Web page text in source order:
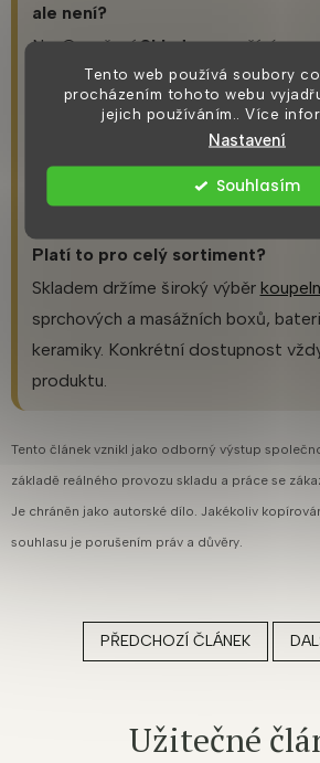
Tento web používá soubory
procházením tohoto webu
jejich používáním.. Více
Nastavení
Souhlasím
ale není?
Ne. OznačeníSkladempoužíváme
které máme reálně pod kontrolou.
Jak poznám produkty, které jsou
Sklademv levém
pouze produkty s okamžitou
Platí to pro celý sortiment?
Skladem držíme široký výběr
sprchových a masážních boxů,
keramiky. Konkrétní dostupnost
produktu.
Tento článek vznikl jako odborný výstup
základě reálného provozu skladu a práce se
Je chráněn jako autorské dílo. Jakékoliv
souhlasu je porušením práv a důvěry.
PŘEDCHOZÍ ČLÁNEK
Užitečné